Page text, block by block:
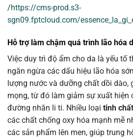
/https://cms-prod.s3-
sgn09.fptcloud.com/
Hỗ trợ làm chậm quá trình lão hóa
Việc duy trì độ ẩm cho da là yếu tố
ngăn ngừa các dấu hiệu lão hóa
lượng nước và dưỡng chất dồi dào,
mọng, từ đó làm giảm sự xuất hiện
đường nhăn li ti. Nhiều loại tinh
các chất chống oxy hóa mạnh mẽ
các sản phẩm lên men, giúp trung